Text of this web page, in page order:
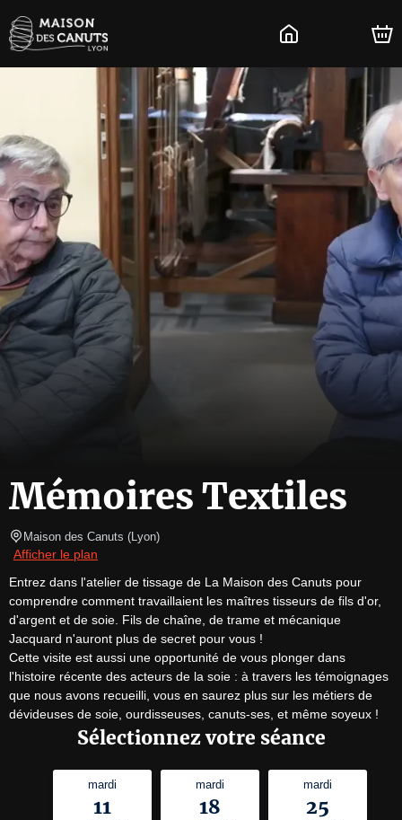
Mémoires Textiles
Maison des Canuts (Lyon)
Afficher le plan
Entrez dans l'atelier de tissage de La Maison des Canuts pour
comprendre comment travaillaient les maîtres tisseurs de fils d'or,
d'argent et de soie. Fils de chaîne, de trame et mécanique
Jacquard n'auront plus de secret pour vous !
Cette visite est aussi une opportunité de vous plonger dans
l'histoire récente des acteurs de la soie : à travers les témoignages
que nous avons recueilli, vous en saurez plus sur les métiers de
dévideuses de soie, ourdisseuses, canuts-ses, et même soyeux !
Sélectionnez votre séance
mardi
11
mardi
18
mardi
25